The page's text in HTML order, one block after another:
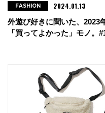
外遊び好きに聞いた、2023
「買ってよかった」モノ。
FASHION 2024.01.13